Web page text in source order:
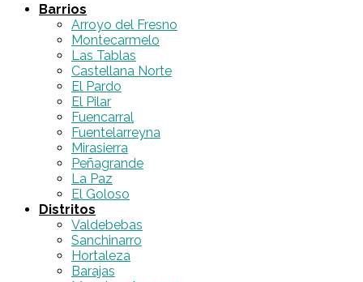
Barrios
Arroyo del Fresno
Montecarmelo
Las Tablas
Castellana Norte
El Pardo
El Pilar
Fuencarral
Fuentelarreyna
Mirasierra
Peñagrande
La Paz
El Goloso
Distritos
Valdebebas
Sanchinarro
Hortaleza
Barajas